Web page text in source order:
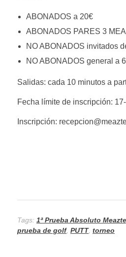
ABONADOS a 20€
ABONADOS PARES 3
NO ABONADOS invitados
NO ABONADOS general a
Salidas: cada 10 minutos a
Fecha límite de inscripción:
Inscripción:
Tags: 1ª Prueba Absoluto
prueba de golf, PUTT, torneo